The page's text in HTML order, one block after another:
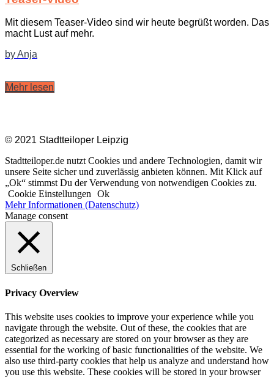
Mit diesem Teaser-Video sind wir heute begrüßt worden. Das
macht Lust auf mehr.
by Anja
Mehr lesen
© 2021 Stadtteiloper Leipzig
Stadtteiloper.de nutzt Cookies und andere Technologien, damit wir
unsere Seite sicher und zuverlässig anbieten können. Mit Klick auf
„Ok“ stimmst Du der Verwendung von notwendigen Cookies zu.
Cookie Einstellungen
Ok
Mehr Informationen (Datenschutz)
Manage consent
Schließen
Privacy Overview
This website uses cookies to improve your experience while you
navigate through the website. Out of these, the cookies that are
categorized as necessary are stored on your browser as they are
essential for the working of basic functionalities of the website. We
also use third-party cookies that help us analyze and understand how
you use this website. These cookies will be stored in your browser